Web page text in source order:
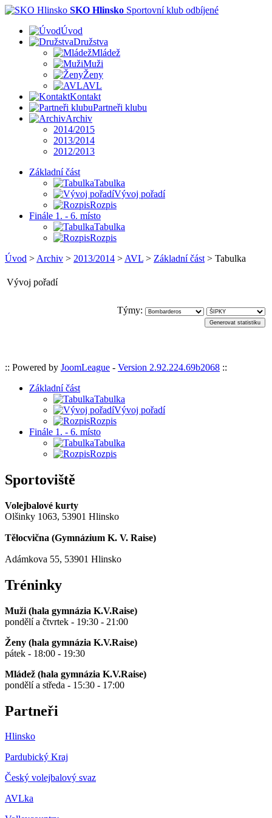
SKO Hlinsko Sportovní klub odbíjené
Úvod
Družstva
Mládež
Muži
Ženy
AVL
Kontakt
Partneři klubu
Archiv
2014/2015
2013/2014
2012/2013
Základní část
Tabulka
Vývoj pořadí
Rozpis
Finále 1. - 6. místo
Tabulka
Rozpis
Úvod > Archiv > 2013/2014 > AVL > Základní část > Tabulka
Vývoj pořadí
Týmy:
:: Powered by JoomLeague - Version 2.92.224.69b2068 ::
Základní část
Tabulka
Vývoj pořadí
Rozpis
Finále 1. - 6. místo
Tabulka
Rozpis
Sportoviště
Volejbalové kurty
Olšinky 1063, 53901 Hlinsko
Tělocvična (Gymnázium K. V. Raise)
Adámkova 55, 53901 Hlinsko
Tréninky
Muži (hala gymnázia K.V.Raise)
pondělí a čtvrtek - 19:30 - 21:00
Ženy (hala gymnázia K.V.Raise)
pátek - 18:00 - 19:30
Mládež (hala gymnázia K.V.Raise)
pondělí a středa - 15:30 - 17:00
Partneři
Hlinsko
Pardubický Kraj
Český volejbalový svaz
AVLka